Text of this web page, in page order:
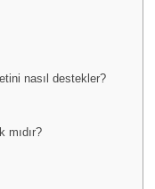
nasıl destekler?
mıdır?